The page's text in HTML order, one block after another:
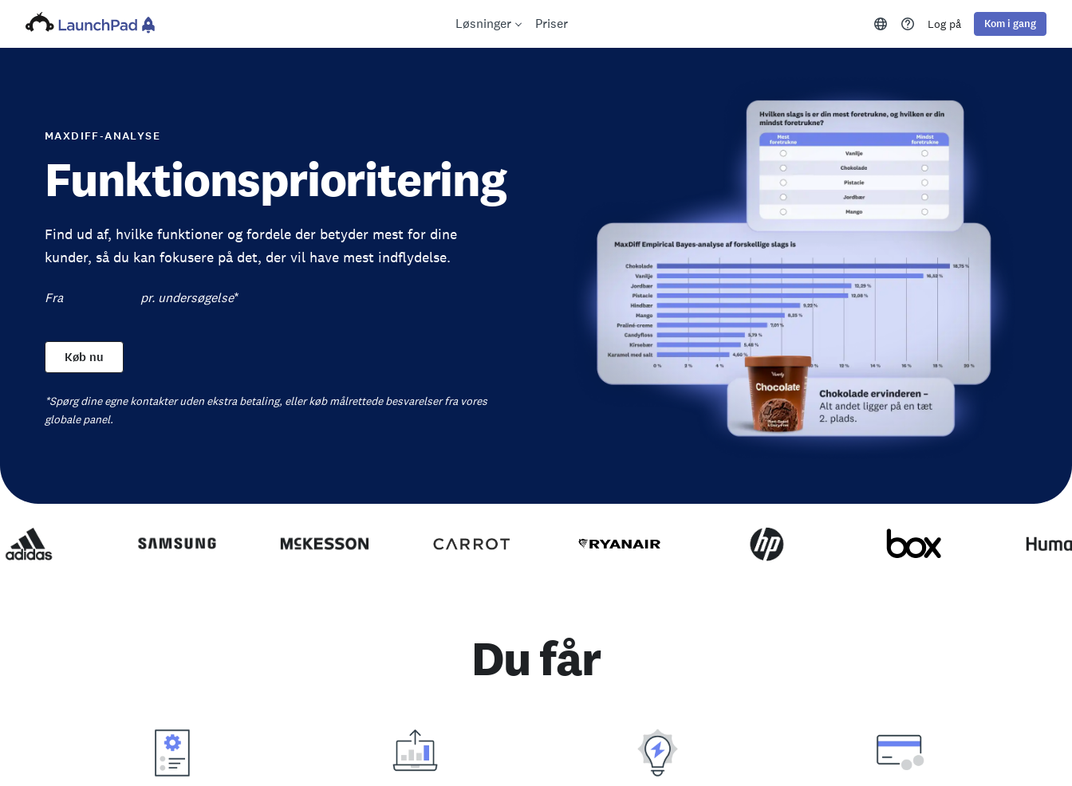
Løsninger Priser Log på Kom i gang
MAXDIFF‑ANALYSE
Funktionsprioritering
Find ud af, hvilke funktioner og fordele der betyder mest for dine
kunder, så du kan fokusere på det, der vil have mest indflydelse.
Fra pr. undersøgelse*
Køb nu
*Spørg dine egne kontakter uden ekstra betaling, eller køb målrettede besvarelser fra vores
globale panel.
Du får